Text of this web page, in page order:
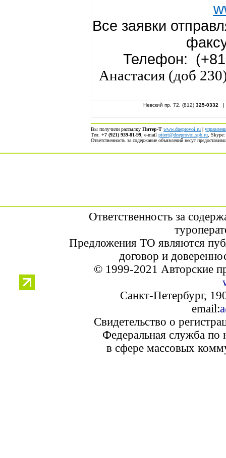
Все заявки
Телефон:
Анастасия (доб
Невский пр. 72, (812) 325-0332 |
Вы получили рассылку Питер-Т www.dneprovoi.ru |
Тел. +7 (921) 939-81-99 , е-mail pitert@dneprovoi.spb.ru , Skype:
Ответственность за содержание объявлений несут
Ответственность за
Предложения ТО являются
договор и
© 1999-2021 Авторские
Санкт-Петербург,
email:
Свидетельство о
Федеральная служба по
в сфере массовых